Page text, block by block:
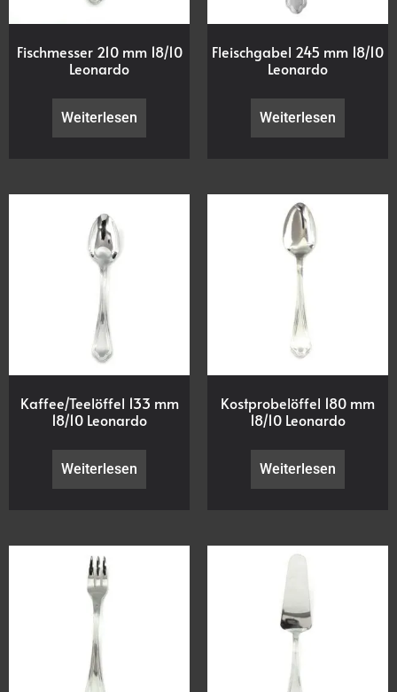
Fischmesser 210 mm 18/10
Leonardo
Weiterlesen
Fleischgabel 245 mm 18/10
Leonardo
Weiterlesen
Kaffee/Teelöffel 133 mm
18/10 Leonardo
Weiterlesen
Kostprobelöffel 180 mm
18/10 Leonardo
Weiterlesen